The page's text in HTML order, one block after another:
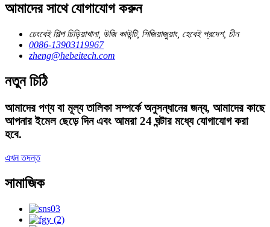
আমাদের সাথে যোগাযোগ করুন
চেংবেই শিল্প চিড়িয়াখানা, উজি কাউন্টি, শিজিয়াজুয়াং, হেবেই প্রদেশ, চীন
0086-13903119967
zheng@hebeitech.com
নতুন চিঠি
আমাদের পণ্য বা মূল্য তালিকা সম্পর্কে অনুসন্ধানের জন্য, আমাদের কাছে
আপনার ইমেল ছেড়ে দিন এবং আমরা 24 ঘন্টার মধ্যে যোগাযোগ করা
হবে.
এখন তদন্ত
সামাজিক